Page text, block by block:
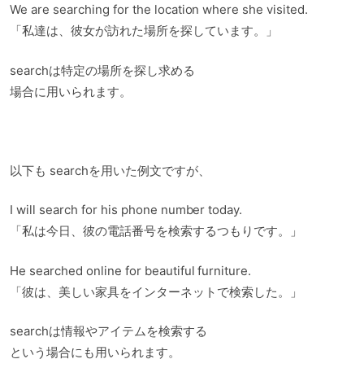
We are searching for the location where she visited.
「私達は、彼女が訪れた場所を探しています。」
searchは特定の場所を探し求める
場合に用いられます。
以下も searchを用いた例文ですが、
I will search for his phone number today.
「私は今日、彼の電話番号を検索するつもりです。」
He searched online for beautiful furniture.
「彼は、美しい家具をインターネットで検索した。」
searchは情報やアイテムを検索する
という場合にも用いられます。